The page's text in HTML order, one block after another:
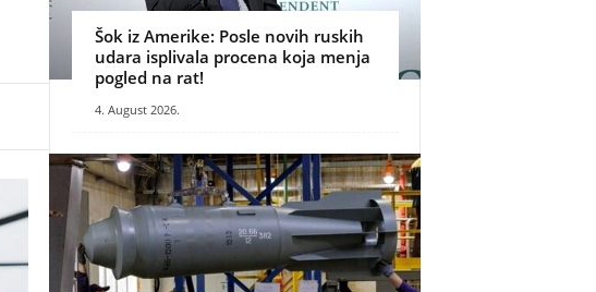
Šok iz Amerike: Posle novih ruskih
udara isplivala procena koja menja
pogled na rat!
4. August 2026.